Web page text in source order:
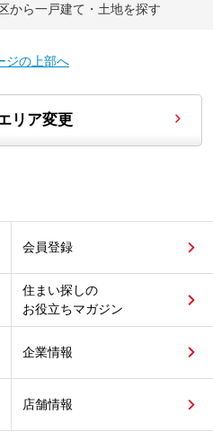
から一戸建て・土地を探す
ジの上部へ
リア変更
会員登録
住まい探しの
お役立ちマガジン
企業情報
店舗情報